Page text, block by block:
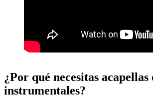
¿Por qué necesitas acapellas
instrumentales?